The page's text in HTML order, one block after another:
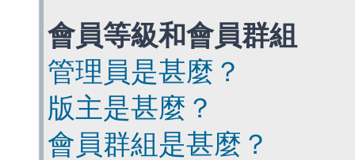
會員等級和會員群組
管理員是甚麼？
版主是甚麼？
會員群組是甚麼？